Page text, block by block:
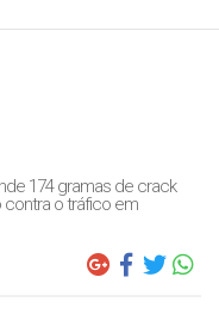
174 gramas de crack
contra o tráfico em